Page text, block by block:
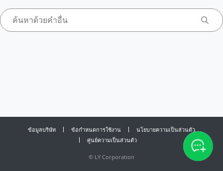
ข้อมูลบริษัท ข้อกำหนดการใช้งาน
นโยบายความเป็นส่วนตัว
ศูนย์ความเป็นส่วนตัว
© LY Corporation